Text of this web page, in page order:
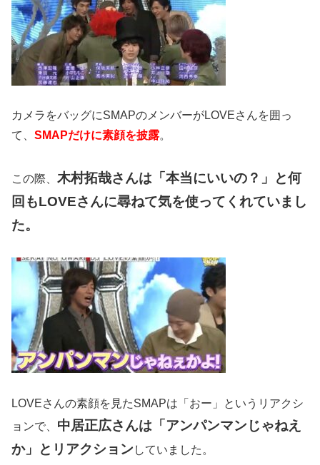
カメラをバッグにSMAPのメンバーがLOVEさんを囲っ
て、 SMAPだけに素顔を披露。
この際、 木村拓哉さんは「本当にいいの？」と何
回もLOVEさんに尋ねて気を使ってくれていまし
た。
LOVEさんの素顔を見たSMAPは「おー」というリアクシ
ョンで、 中居正広さんは「アンパンマンじゃねえ
か」とリアクション していました。